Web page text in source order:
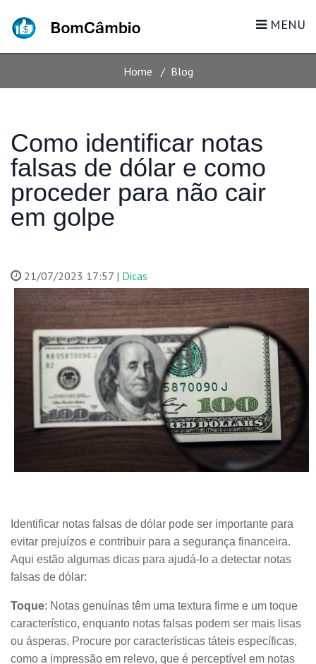
MENU
BLOG
Home Blog
Como identificar notas
falsas de dólar e como
proceder para não cair
em golpe
21/07/2023 17:57 | Dicas
Identificar notas falsas de dólar pode ser importante para
evitar prejuízos e contribuir para a segurança financeira.
Aqui estão algumas dicas para ajudá-lo a detectar notas
falsas de dólar:
Toque: Notas genuínas têm uma textura firme e um toque
característico, enquanto notas falsas podem ser mais lisas
ou ásperas. Procure por características táteis específicas,
como a impressão em relevo, que é perceptível em notas